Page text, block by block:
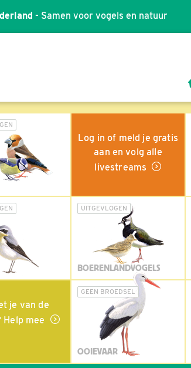
- Samen voor vogels en natuur
Log in of meld je gratis
aan en volg alle
livestreams
UITGEVLOGEN
BOERENLANDVOGELS
je van de
Help mee
GEEN BROEDSEL
OOIEVAAR